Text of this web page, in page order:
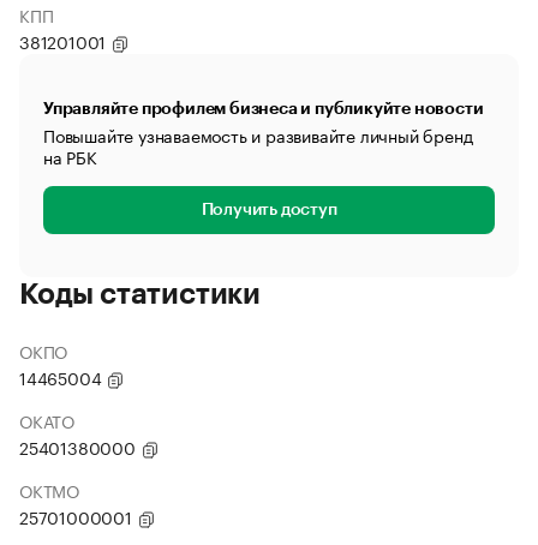
КПП
381201001
Управляйте профилем бизнеса и публикуйте новости
Повышайте узнаваемость и развивайте личный бренд
на РБК
Получить доступ
Коды статистики
ОКПО
14465004
ОКАТО
25401380000
ОКТМО
25701000001